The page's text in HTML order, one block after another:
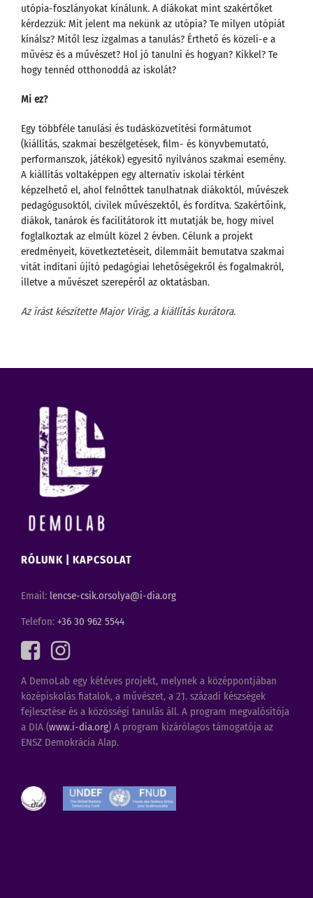
utópia-foszlányokat kínálunk. A diákokat mint szakértőket
kérdezzük: Mit jelent ma nekünk az utópia? Te milyen utópiát
kínálsz? Mitől lesz izgalmas a tanulás? Érthető és közeli-e a
művész és a művészet? Hol jó tanulni és hogyan? Kikkel? Te
hogy tennéd otthonoddá az iskolát?
Mi ez?
Egy többféle tanulási és tudásközvetítési formátumot
(kiállítás, szakmai beszélgetések, film- és könyvbemutató,
performanszok, játékok) egyesítő nyilvános szakmai esemény.
A kiállítás voltaképpen egy alternatív iskolai térként
képzelhető el, ahol felnőttek tanulhatnak diákoktól, művészek
pedagógusoktól, civilek művészektől, és fordítva. Szakértőink,
diákok, tanárok és facilitátorok itt mutatják be, hogy mivel
foglalkoztak az elmúlt közel 2 évben. Célunk a projekt
eredményeit, következtetéseit, dilemmáit bemutatva szakmai
vitát indítani újító pedagógiai lehetőségekről és fogalmakról,
illetve a művészet szerepéről az oktatásban.
Az írást készítette Major Virág, a kiállítás kurátora.
RÓLUNK KAPCSOLAT
Email: lencse-csik.orsolya@i-dia.org
Telefon: +36 30 962 5544
A DemoLab egy kétéves projekt, melynek a középpontjában
középiskolás fiatalok, a művészet, a 21. századi készségek
fejlesztése és a közösségi tanulás áll. A program megvalósítója
a DIA (www.i-dia.org) A program kizárólagos támogatója az
ENSZ Demokrácia Alap.